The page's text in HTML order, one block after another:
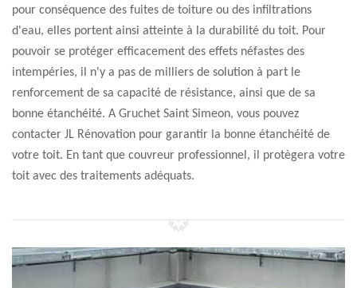
pour conséquence des fuites de toiture ou des infiltrations
d'eau, elles portent ainsi atteinte à la durabilité du toit. Pour
pouvoir se protéger efficacement des effets néfastes des
intempéries, il n'y a pas de milliers de solution à part le
renforcement de sa capacité de résistance, ainsi que de sa
bonne étanchéité. A Gruchet Saint Simeon, vous pouvez
contacter JL Rénovation pour garantir la bonne étanchéité de
votre toit. En tant que couvreur professionnel, il protègera votre
toit avec des traitements adéquats.